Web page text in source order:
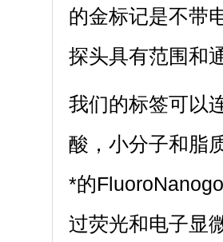
的金标记是不带
探头具有范围和
我们的标签可以
酸，小分子和脂
*的
过荧光和电子显